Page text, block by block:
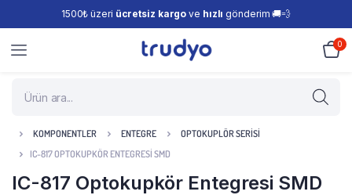
1500₺ üzeri ücretsiz kargo ve hızlı gönderim 🚚💨
0
KOMPONENTLER ENTEGRE
OPTOKUPLÖR SERISI
IC-817 OPTOKUPKÖR ENTEGRESI SMD
IC-817 Optokupkör Entegresi SMD